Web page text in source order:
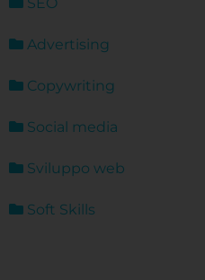
Advertising
Copywriting
Social media
Sviluppo web
Soft Skills